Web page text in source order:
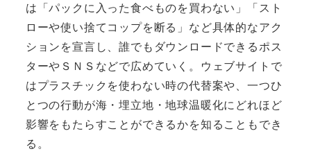
は「パックに入った食べものを買わない」「スト
ローや使い捨てコップを断る」など具体的なアク
ションを宣言し、誰でもダウンロードできるポス
ターやＳＮＳなどで広めていく。ウェブサイトで
はプラスチックを使わない時の代替案や、一つひ
とつの行動が海・埋立地・地球温暖化にどれほど
影響をもたらすことができるかを知ることもでき
る。